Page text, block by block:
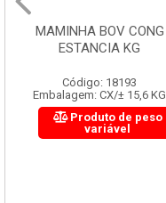
MAMINHA BOV CONG
ESTANCIA KG
Código: 18193
Embalagem: CX/± 15,6 KG
Produto de peso
variável